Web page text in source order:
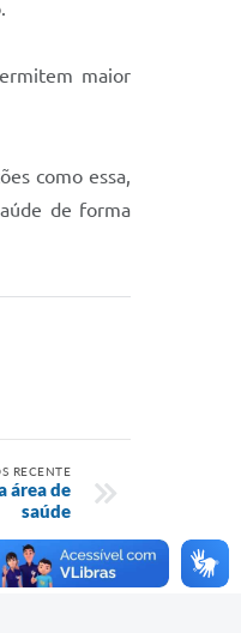
maior
como essa,
de forma
RECENTE
área de
saúde